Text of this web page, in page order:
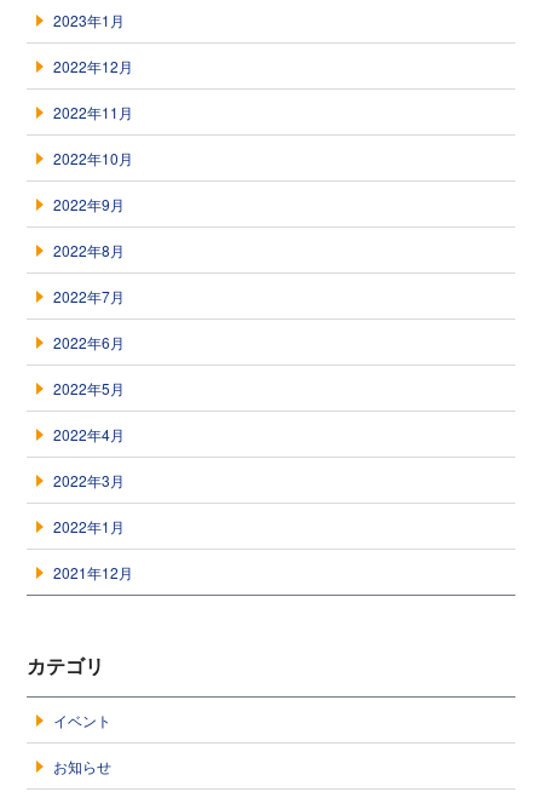
2023年1月
2022年12月
2022年11月
2022年10月
2022年9月
2022年8月
2022年7月
2022年6月
2022年5月
2022年4月
2022年3月
2022年1月
2021年12月
カテゴリ
イベント
お知らせ